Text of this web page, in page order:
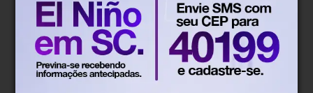
Blumenau, SC
15°
Tempo nublado
Mín.